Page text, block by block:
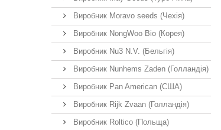
Виробник Moravo seeds (Чехія)
Виробник NongWoo Bio (Корея)
Виробник Nu3 N.V. (Бельгія)
Виробник Nunhems Zaden (Голландія)
Виробник Pan American (США)
Виробник Rijk Zvaan (Голландія)
Виробник Roltico (Польща)